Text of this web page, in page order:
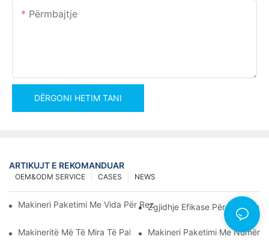
Përmbajtje
DËRGONI HETIM TANI
ARTIKUJT E REKOMANDUAR
NEWS
CASES
OEM&ODM SERVICE
Makineri Paketimi Me Vida Për Rezultate Të Besueshme Dhe Të
Zgjidhje Efikase Për
Makineritë Më Të Mira Të Paketimit Të Pajisjeve Për Kontroll Të
Makineri Paketimi Me